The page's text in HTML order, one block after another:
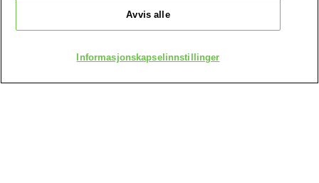
SLIDE 0
SLIDE 1
SLIDE 2
SLIDE 3
KLIKK PÅ EN INGREDIENS FOR Å LESE
Informasjonskapselinnstillinger
Avvis alle